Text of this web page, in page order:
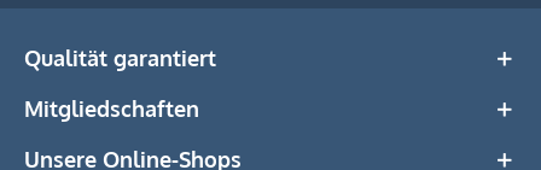
Qualität garantiert
Mitgliedschaften
Unsere Online-Shops